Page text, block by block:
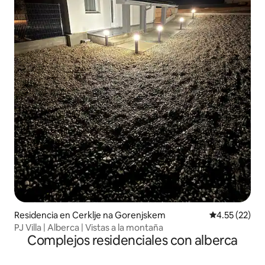
Residencia en Cerklje na Gorenjskem Calificación
4.55 (22)
PJ Villa | Alberca | Vistas a la montaña
Complejos residenciales con alberca